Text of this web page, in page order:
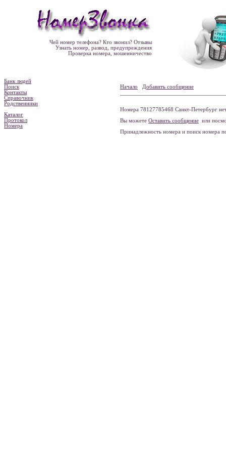
Чей номер телефона? Кто звонил? Отзывы
Узнать номер, развод, предупреждения
Проверка номера, мошенничество
Банк людей
Поиск
Контакты
Справочник
Родственники
Каталог
Протокол
Номера
Начало Добавить сообщение
Номера 78127785468 Санкт-Петербург
Вы можете Оставить сообщение или
Принадлежность номера и поиск номера